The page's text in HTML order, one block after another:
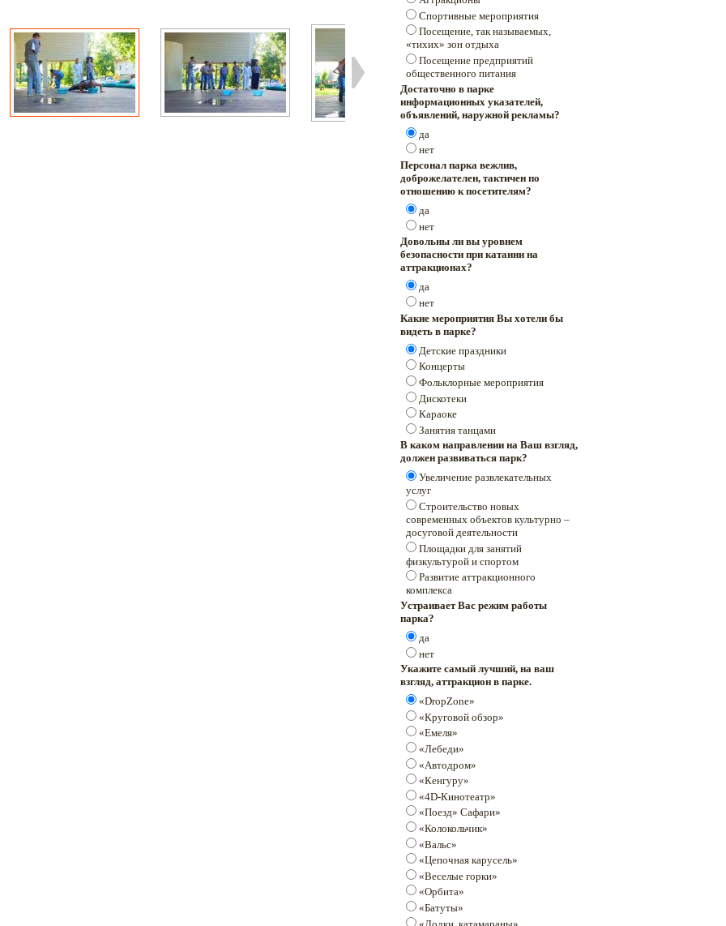
Спортивные мероприятия
Посещение, так называемых,
«тихих» зон отдыха
Посещение предприятий
общественного питания
Достаточно в парке
информационных указателей,
объявлений, наружной рекламы?
да
нет
Персонал парка вежлив,
доброжелателен, тактичен по
отношению к посетителям?
да
нет
Довольны ли вы уровнем
безопасности при катании на
аттракционах?
да
нет
Какие мероприятия Вы хотели бы
видеть в парке?
Детские праздники
Концерты
Фольклорные мероприятия
Дискотеки
Караоке
Занятия танцами
В каком направлении на Ваш взгляд,
должен развиваться парк?
Увеличение развлекательных
услуг
Строительство новых
современных объектов культурно –
досуговой деятельности
Площадки для занятий
физкультурой и спортом
Развитие аттракционного
комплекса
Устраивает Вас режим работы
парка?
да
нет
Укажите самый лучший, на ваш
взгляд, аттракцион в парке.
«DropZone»
«Круговой обзор»
«Емеля»
«Лебеди»
«Автодром»
«Кенгуру»
«4D-Кинотеатр»
«Поезд» Сафари»
«Колокольчик»
«Вальс»
«Цепочная карусель»
«Веселые горки»
«Орбита»
«Батуты»